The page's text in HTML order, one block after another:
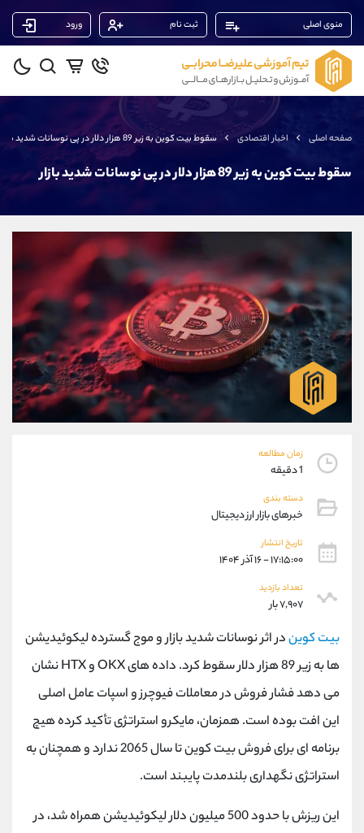
منوی اصلی ثبت نام ورود
صفحه اصلی اخبار اقتصادی سقوط بیت کوین به زیر 89 هزار دلار در پی نوسانات شدید بازار
سقوط بیت کوین به زیر 89 هزار دلار در پی نوسانات شدید بازار
زمان مطالعه
1 دقیقه
دسته بندی
خبرهای بازار ارز دیجیتال
تاریخ انتشار
۱۷:۱۵:۰۰ - ۱۶ آذر ۱۴۰۴
تعداد بازدید
۷,۹۰۷ بار
بیت کویندر اثر نوسانات شدید بازار و موج گسترده لیکوئیدیشن
ها به زیر 89 هزار دلار سقوط کرد. داده های OKX و HTX نشان
می دهد فشار فروش در معاملات فیوچرز و اسپات عامل اصلی
این افت بوده است. همزمان، مایکرو استراتژی تأکید کرده هیچ
برنامه ای برای فروش بیت کوین تا سال 2065 ندارد و همچنان به
استراتژی نگهداری بلندمدت پایبند است.
این ریزش با حدود 500 میلیون دلار لیکوئیدیشن همراه شد، در
پشتیبان فروش (ایمان پوراسماعیلی)
09927779040
شروع گفتگو
تلگرام @Armteam_admin_por
107
موبایل 09101364784
شروع گفتگو
@Armteam_admin_104
داخلی 104
پشتیبان فروش (محسن یزدی)
موبایل 09304891085
واتساپ شروع گفتگو
تلگرام @Armteam_admin_103
پشتیبان فروش
موبایل
واتساپ
تلگرام
داخلی
اطلاعات تماس
021-22021030
بدون پیش شماره 90001030
اینستاگرام @alireza.mehrabii
کانال تلگرام @alirezamehrabi_com